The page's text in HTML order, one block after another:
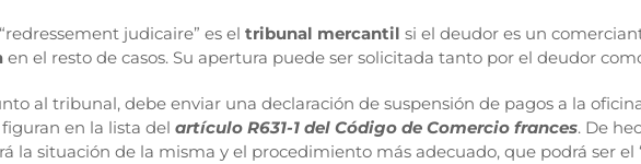
judicaire” es el tribunal mercantil si el deudor es un
en el resto de casos. Su apertura puede ser solicitada tanto por el deudor
al tribunal, debe enviar una declaración de suspensión de pagos a la
en la lista del artículo R631-1 del Código de Comercio frances. De
la situación de la misma y el procedimiento más adecuado, que podrá ser el